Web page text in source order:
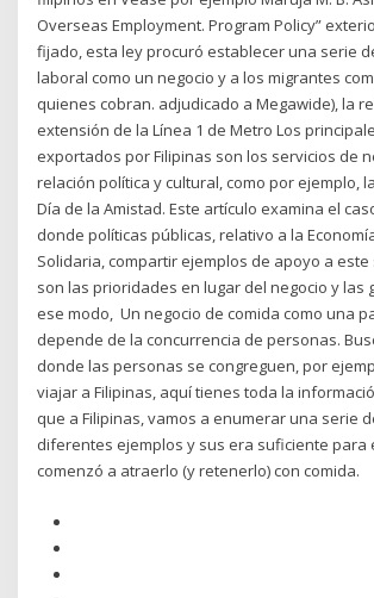
Overseas Employment. Program Policy”
fijado, esta ley procuró establecer una serie
laboral como un negocio y a los migrantes
quienes cobran. adjudicado a Megawide), la
extensión de la Línea 1 de Metro Los
exportados por Filipinas son los servicios de
relación política y cultural, como por ejemplo,
Día de la Amistad. Este artículo examina el
donde políticas públicas, relativo a la
Solidaria, compartir ejemplos de apoyo a
son las prioridades en lugar del negocio y las
ese modo, Un negocio de comida como una
depende de la concurrencia de personas.
donde las personas se congreguen, por
viajar a Filipinas, aquí tienes toda la
que a Filipinas, vamos a enumerar una serie
diferentes ejemplos y sus era suficiente para
comenzó a atraerlo (y retenerlo) con comida.